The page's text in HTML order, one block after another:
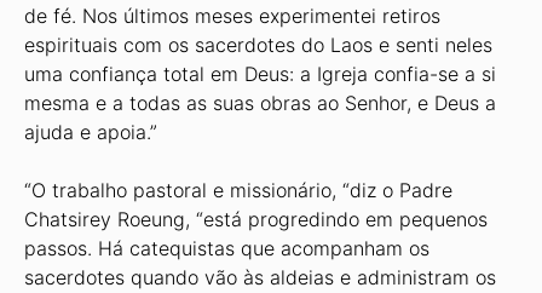
de fé. Nos últimos meses experimentei retiros
espirituais com os sacerdotes do Laos e senti neles
uma confiança total em Deus: a Igreja confia-se a si
mesma e a todas as suas obras ao Senhor, e Deus a
ajuda e apoia.”
“O trabalho pastoral e missionário, “diz o Padre
Chatsirey Roeung, “está progredindo em pequenos
passos. Há catequistas que acompanham os
sacerdotes quando vão às aldeias e administram os